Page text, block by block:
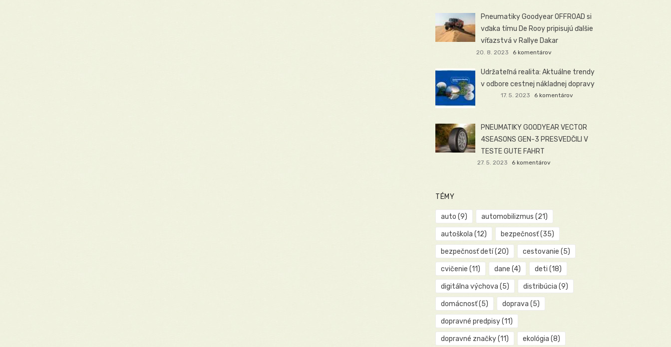
Pneumatiky Goodyear OFFROAD si
vďaka tímu De Rooy pripisujú ďalšie
víťazstvá v Rallye Dakar
20. 8. 2023 6 komentárov
Udržateľná realita: Aktuálne trendy
v odbore cestnej nákladnej dopravy
17. 5. 2023 6 komentárov
PNEUMATIKY GOODYEAR VECTOR
4SEASONS GEN-3 PRESVEDČILI V
TESTE GUTE FAHRT
27. 5. 2023 6 komentárov
TÉMY
auto (9) automobilizmus (21)
autoškola (12) bezpečnosť(35)
bezpečnosť detí(20) cestovanie (5)
cvičenie (11) dane (4) deti (18)
digitálna výchova (5) distribúcia (9)
domácnosť(5) doprava (5)
dopravné predpisy(11)
dopravné značky(11) ekológia (8)